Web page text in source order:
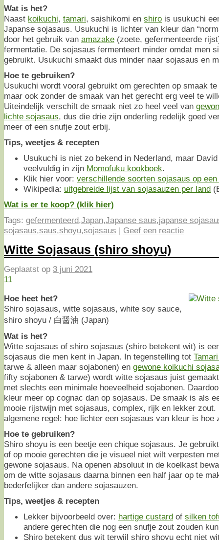
Wat is het?
Naast koikuchi, tamari, saishikomi en shiro is usukuchi
Japanse sojasaus. Usukuchi is lichter van kleur dan
door het gebruik van amazake (zoete, gefermenteerde
fermentatie. De sojasaus fermenteert minder omdat men
gebruikt. Usukuchi smaakt dus minder naar sojasaus en
Hoe te gebruiken?
Usukuchi wordt vooral gebruikt om gerechten op smaak
maar ook zonder de smaak van het gerecht erg veel te
Uiteindelijk verschilt de smaak niet zo heel veel van
lichte sojasaus, dus die drie zijn onderling redelijk goed
meer of een snufje zout erbij.
Tips, weetjes & recepten
Usukuchi is niet zo bekend in Nederland, maar
veelvuldig in zijn Momofuku kookboek.
Klik hier voor: verschillende soorten sojasaus op
Wikipedia: uitgebreide lijst van sojasauzen per land
Wat is er te koop? (klik hier)
Tags: gefermenteerd,Japan,Japanse saus,japanse
sojasaus,saus,shoyu,sojasaus | Geef een reactie
Witte Sojasaus (shiro shoyu)
Geplaatst op 3 juni 2021
11
Hoe heet het?
Shiro sojasaus, witte sojasaus, white soy sauce,
shiro shoyu / 白醤油 (Japan)
Wat is het?
Witte sojasaus of shiro sojasaus (shiro betekent wit) is
sojasaus die men kent in Japan. In tegenstelling tot
tarwe & alleen maar sojabonen) en gewone koikuchi
fifty sojabonen & tarwe) wordt witte sojasaus juist
met slechts een minimale hoeveelheid sojabonen.
kleur meer op cognac dan op sojasaus. De smaak is als
mooie rijstwijn met sojasaus, complex, rijk en lekker
algemene regel: hoe lichter een sojasaus van kleur is hoe
Hoe te gebruiken?
Shiro shoyu is een beetje een chique sojasaus. Je
of op mooie gerechten die je visueel niet wilt verpesten
gewone sojasaus. Na openen absoluut in de koelkast
om de witte sojasaus daarna binnen een half jaar op te
bederfelijker dan andere sojasauzen.
Tips, weetjes & recepten
Lekker bijvoorbeeld over: hartige custard of silken
andere gerechten die nog een snufje zout zouden
Shiro betekent dus wit terwijl shiro shoyu echt niet